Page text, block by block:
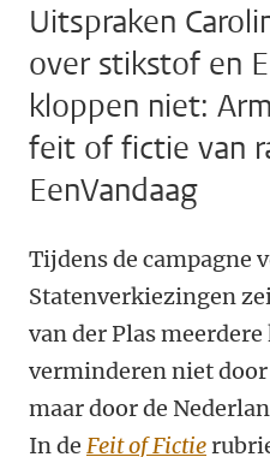
Uitspraken
over stikstof en
kloppen niet:
feit of fictie van
EenVandaag
Tijdens de campagne
Statenverkiezingen
van der Plas
verminderen niet door
maar door de
In de Feit of Fictie